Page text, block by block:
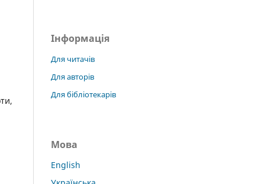
Інформація
Для читачів
Для авторів
Для бібліотекарів
Мова
English